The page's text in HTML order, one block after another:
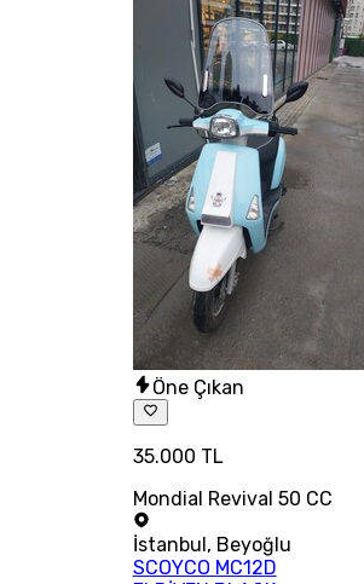
Öne Çıkan
35.000 TL
Mondial Revival 50 CC
İstanbul , Beyoğlu
SCOYCO MC12D